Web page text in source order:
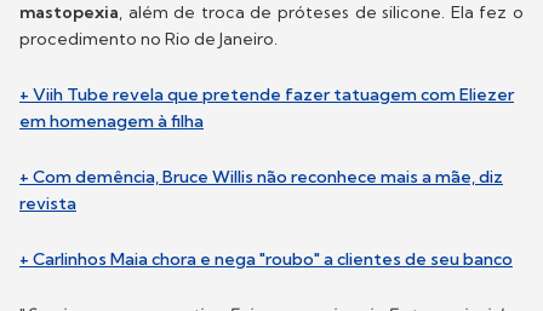
mastopexia, além de troca de próteses de silicone. Ela fez o
procedimento no Rio de Janeiro.
+ Viih Tube revela que pretende fazer tatuagem com Eliezer
em homenagem à filha
+ Com demência, Bruce Willis não reconhece mais a mãe, diz
revista
+ Carlinhos Maia chora e nega "roubo" a clientes de seu banco